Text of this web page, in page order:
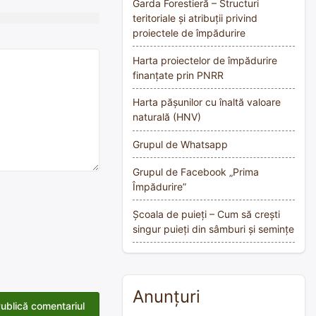
Garda Forestieră – Structuri
teritoriale și atribuții privind
proiectele de împădurire
Harta proiectelor de împădurire
finanțate prin PNRR
Harta pășunilor cu înaltă valoare
naturală (HNV)
Grupul de Whatsapp
Grupul de Facebook „Prima
Împădurire”
Școala de puieți – Cum să crești
singur puieți din sâmburi și semințe
Anunțuri